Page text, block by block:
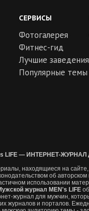
СЕРВИСЫ
Фотогалерея
Фитнес-гид
Лучшие заведения
Популярные темы
LIFE — ИНТЕРНЕТ-
находящиеся на
об
использовании
журнал MEN's LIFE
журнал для мужчин,
журналов и порталов.